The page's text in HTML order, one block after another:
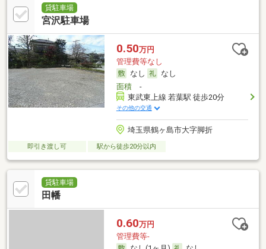
貸駐車場
宮沢駐車場
0.50万円
管理費等なし
なし
なし
面積-
東武東上線 若葉駅 徒歩20分
その他の交通
埼玉県鶴ヶ島市大字脚折
即引き渡し可 駅から徒歩20分以内
貸駐車場
田幡
0.60万円
管理費等-